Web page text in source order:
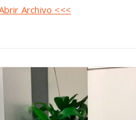
Archivo <<<